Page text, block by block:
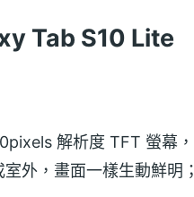
Tab S10 Lite
解析度 TFT 螢幕，
外，畫面一樣生動鮮明；